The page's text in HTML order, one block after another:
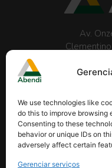
We use technologies like
do this to improve browsing
Consenting to these
behavior or unique IDs on
adversely affect certain
Gerenciar serviços
Av.